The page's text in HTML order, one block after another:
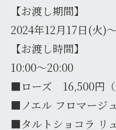
【お渡し期間】
2024年12月17日(火)
【お渡し時間】
10:00～20:00
■ローズ 16,500円（
■ノエル フロマージ
■タルトショコラ リ